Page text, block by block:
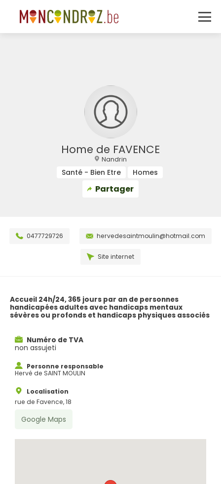
Home de FAVENCE
Nandrin
Santé - Bien Etre Homes
Partager
0477729726 hervedesaintmoulin@hotmail.com
Site internet
Accueil 24h/24, 365 jours par an de personnes
handicapées adultes avec handicaps mentaux
sévères ou profonds et handicaps physiques associés
Numéro de TVA
non assujeti
Personne responsable
Hervé de SAINT MOULIN
Localisation
rue de Favence, 18
Google Maps